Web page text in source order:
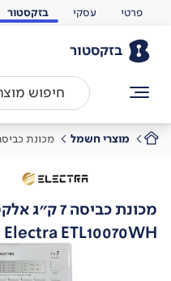
פרטי עסקי בזקסטור
בזקסטור
מוצרי חשמל מכונת כביסה 7 ק"ג
מכונת כביסה 7 ק"ג אלקטרה
Electra ETL10070WH